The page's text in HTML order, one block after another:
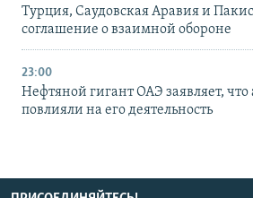
Турция, Саудовская Аравия и
соглашение о взаимной обороне
23:00
Нефтяной гигант ОАЭ заявляет,
повлияли на его деятельность